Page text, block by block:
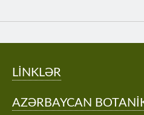
LİNKLƏR
AZƏRBAYCAN